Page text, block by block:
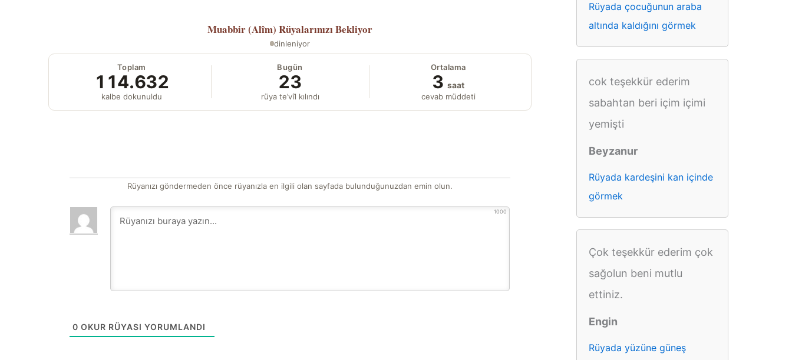
Muabbir (Alîm) Rüyalarınızı Bekliyor
dinleniyor
Toplam
114.632
kalbe dokunuldu
Bugün
23
rüya te’vîl kılındı
Ortalama
3 saat
cevab müddeti
Rüyanızı göndermeden önce rüyanızla en ilgili olan sayfada bulunduğunuzdan emin olun.
1000
0 OKUR RÜYASI YORUMLANDI
Rüyada çocuğunun araba
altında kaldığını görmek
cok teşekkür ederim
sabahtan beri içim içimi
yemişti
Beyzanur
Rüyada kardeşini kan içinde
görmek
Çok teşekkür ederim çok
sağolun beni mutlu
ettiniz.
Engin
Rüyada yüzüne güneş